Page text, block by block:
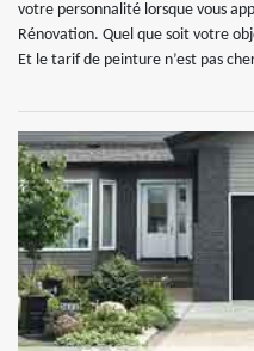
votre personnalité lorsque vous
Rénovation. Quel que soit votre
Et le tarif de peinture n’est pas